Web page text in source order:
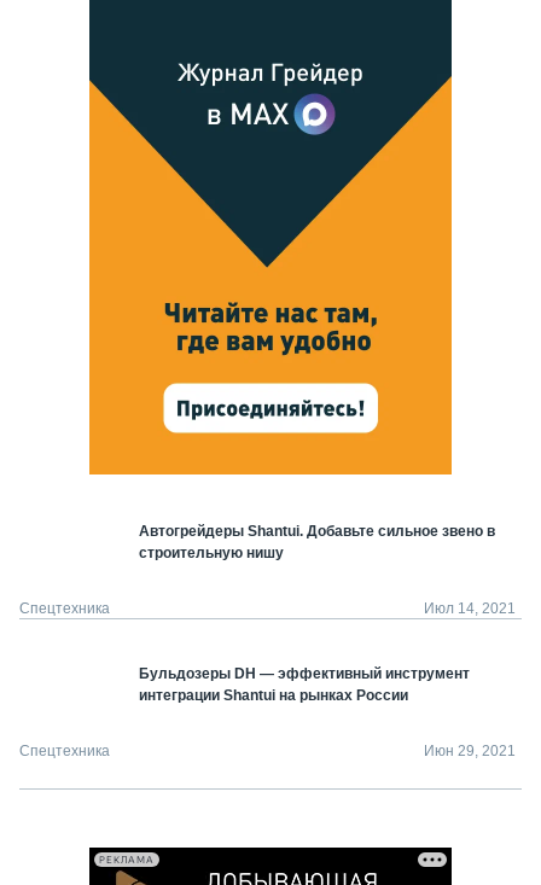
Автогрейдеры Shantui. Добавьте сильное звено в
строительную нишу
Спецтехника Июл 14, 2021
Бульдозеры DH — эффективный инструмент
интеграции Shantui на рынках России
Спецтехника Июн 29, 2021
РЕКЛАМА